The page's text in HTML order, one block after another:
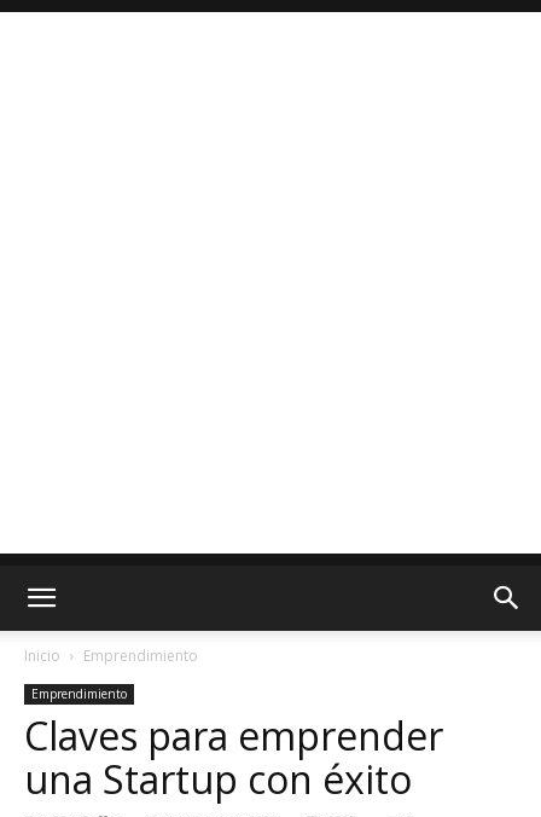
Inicio Emprendimiento
Emprendimiento
Claves para emprender
una Startup con éxito